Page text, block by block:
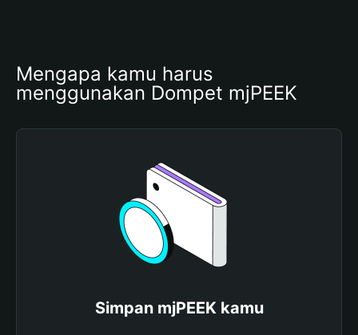
Mengapa kamu harus
menggunakan Dompet mjPEEK
Simpan mjPEEK kamu